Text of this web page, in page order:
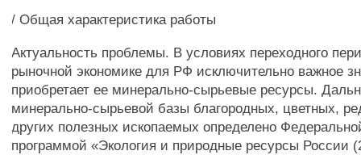
/ Общая характеристика работы
Актуальность проблемы. В условиях переходного
рыночной экономике для РФ исключительно важное
приобретает ее минерально-сырьевые ресурсы.
минерально-сырьевой базы благородных, цветных,
других полезных ископаемых определено
программой «Экология и природные ресурсы России